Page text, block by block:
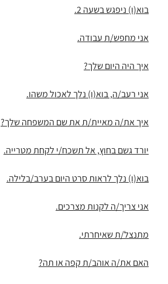
בוא(ו) ניפגש בשעה 2.
אני מחפש/ת עבודה.
איך היה היום שלך?
אני רעב/ה, בוא(ו) נלך לאכול משהו.
איך את/ה מאיית/ת את שם המשפחה שלך?
יורד גשם בחוץ, אל תשכח/י לקחת מטרייה.
בוא(ו) נלך לראות סרט היום בערב/בלילה.
אני צריך/ה לקנות מצרכים.
מתנצל/ת שאיחרתי.
האם את/ה אוהב/ת קפה או תה?